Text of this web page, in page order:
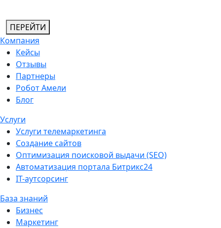
ПЕРЕЙТИ
Компания
Кейсы
Отзывы
Партнеры
Робот Амели
Блог
Услуги
Услуги телемаркетинга
Создание сайтов
Оптимизация поисковой выдачи (SEO)
Автоматизация портала Битрикс24
IT-аутсорсинг
База знаний
Бизнес
Маркетинг